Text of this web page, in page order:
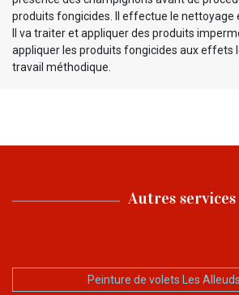
produits fongicides. Il effectue le nettoyage
Il va traiter et appliquer des produits
appliquer les produits fongicides aux effets
travail méthodique.
Autres services
Peinture de volets Les